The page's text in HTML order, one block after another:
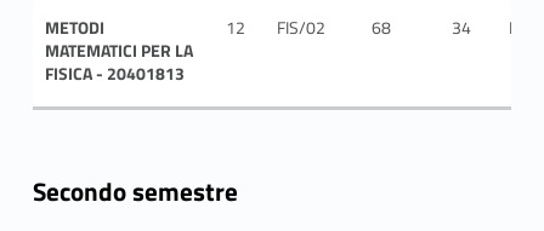
METODI
MATEMATICI PER LA
FISICA - 20401813
12 FIS/02 68 34 ITA
Secondo semestre